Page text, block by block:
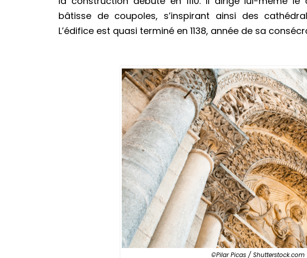
bâtisse de coupoles, s’inspirant ainsi des
L’édifice est quasi terminé en 1138, année de sa
©Pilar Picas / Shutterstock.com